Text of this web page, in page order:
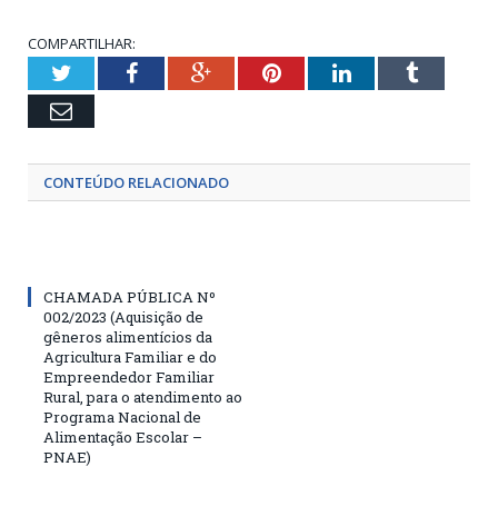
COMPARTILHAR:
TwitterFacebookGoogle+PinterestLinkedInTumblr
Email
CONTEÚDO RELACIONADO
CHAMADA PÚBLICA Nº
002/2023 (Aquisição de
gêneros alimentícios da
Agricultura Familiar e do
Empreendedor Familiar
Rural, para o atendimento ao
Programa Nacional de
Alimentação Escolar –
PNAE)